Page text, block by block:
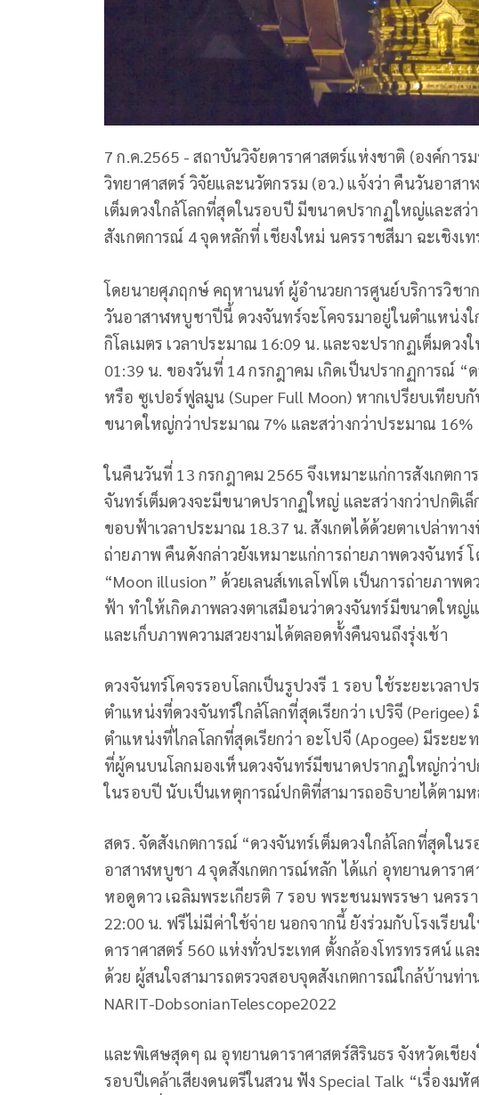
7​ ก.ค.2565 - สถาบันวิจัยดาราศาสตร์แห่งชาติ (องค์การ
วิทยาศาสตร์ วิจัยและนวัตกรรม (อว.) แจ้งว่า​ คืนวันอาส
เต็มดวงใกล้โลกที่สุดในรอบปี มีขนาดปรากฏใหญ่และสว่
สังเกตการณ์ 4 จุดหลักที่ เชียงใหม่ นครราชสีมา ฉะเชิงเท
โดยนายศุภฤกษ์ คฤหานนท์ ผู้อำนวยการศูนย์บริการวิชาก
วันอาสาฬหบูชาปีนี้ ดวงจันทร์จะโคจรมาอยู่ในตำแหน่งใ
กิโลเมตร เวลาประมาณ 16:09 น. และจะปรากฏเต็มดวง
01:39 น. ของวันที่ 14 กรกฎาคม เกิดเป็นปรากฏการณ์ “
หรือ ซูเปอร์ฟูลมูน (Super Full Moon) หากเปรียบเทียบ
ขนาดใหญ่กว่าประมาณ 7% และสว่างกว่าประมาณ 16%
ในคืนวันที่ 13 กรกฎาคม 2565 จึงเหมาะแก่การสังเกตกา
จันทร์เต็มดวงจะมีขนาดปรากฏใหญ่ และสว่างกว่าปกติเ
ขอบฟ้าเวลาประมาณ 18.37 น. สังเกตได้ด้วยตาเปล่าท
ถ่ายภาพ คืนดังกล่าวยังเหมาะแก่การถ่ายภาพดวงจันทร์
“Moon illusion” ด้วยเลนส์เทเลโฟโต เป็นการถ่ายภา
ฟ้า ทำให้เกิดภาพลวงตาเสมือนว่าดวงจันทร์มีขนาดใหญ่
และเก็บภาพความสวยงามได้ตลอดทั้งคืนจนถึงรุ่งเช้า
ดวงจันทร์โคจรรอบโลกเป็นรูปวงรี 1 รอบ ใช้ระยะเวล
ตำแหน่งที่ดวงจันทร์ใกล้โลกที่สุดเรียกว่า เปริจี (Perigee)
ตำแหน่งที่ไกลโลกที่สุดเรียกว่า อะโปจี (Apogee) มีระยะ
ที่ผู้คนบนโลกมองเห็นดวงจันทร์มีขนาดปรากฏใหญ่กว่า
ในรอบปี นับเป็นเหตุการณ์ปกติที่สามารถอธิบายได้ตามห
สดร. จัดสังเกตการณ์ “ดวงจันทร์เต็มดวงใกล้โลกที่สุดใ
อาสาฬหบูชา 4 จุดสังเกตการณ์หลัก ได้แก่ อุทยานดาราศ
หอดูดาว เฉลิมพระเกียรติ 7 รอบ พระชนมพรรษา นครรา
22:00 น. ฟรีไม่มีค่าใช้จ่าย นอกจากนี้ ยังร่วมกับโรงเรียน
ดาราศาสตร์ 560 แห่งทั่วประเทศ ตั้งกล้องโทรทรรศน์ แ
ด้วย ผู้สนใจสามารถตรวจสอบจุดสังเกตการณ์ใกล้บ้านท่
NARIT-DobsonianTelescope2022
และพิเศษสุดๆ ณ อุทยานดาราศาสตร์สิรินธร จังหวัดเชีย
รอบปีเคล้าเสียงดนตรีในสวน ฟัง Special Talk “เรื่องม